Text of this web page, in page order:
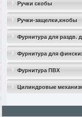
Ручки скобы
Ручки-защелки,кнобы
Фурнитура для раздв.
Фурнитура для
Фурнитура ПВХ
Цилиндровые